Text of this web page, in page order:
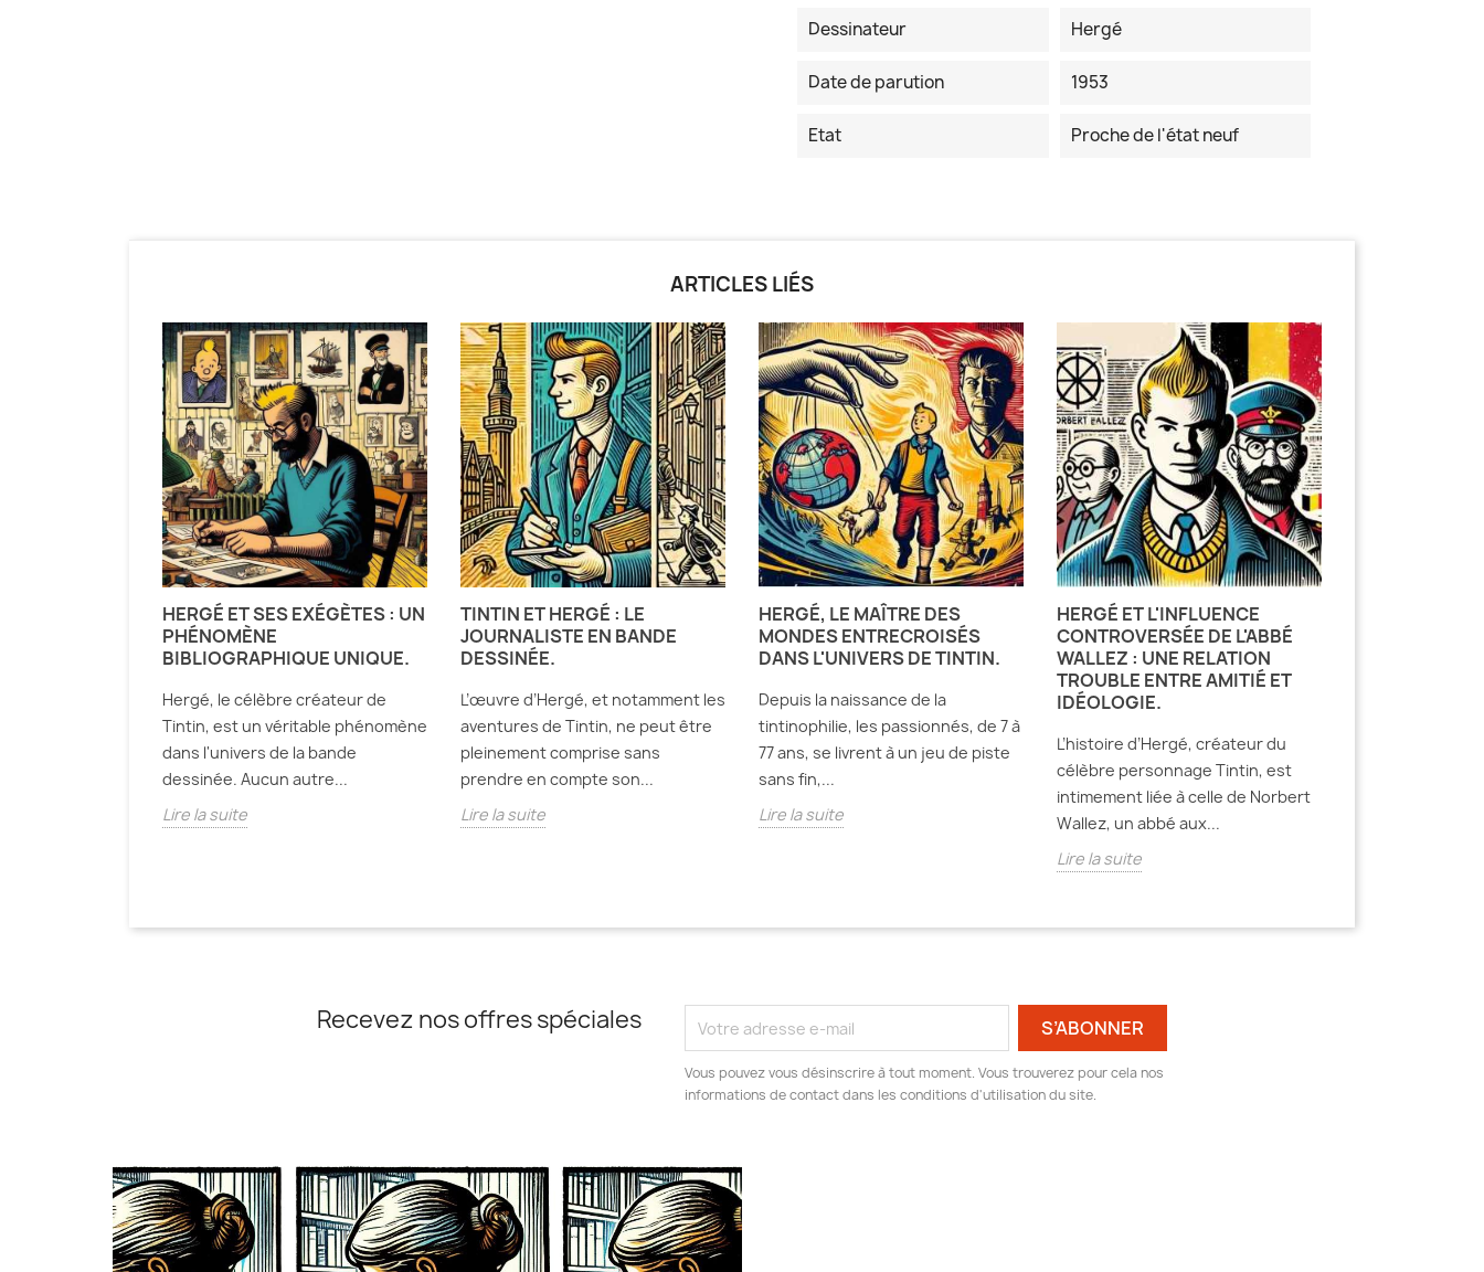
Dessinateur
Hergé
Date de parution 1953
Etat Proche de l'état neuf
ARTICLES LIÉS
HERGÉ ET SES EXÉGÈTES : UN
PHÉNOMÈNE
BIBLIOGRAPHIQUE UNIQUE.
Hergé, le célèbre créateur de
Tintin, est un véritable phénomène
dans l'univers de la bande
dessinée. Aucun autre...
Lire la suite
TINTIN ET HERGÉ : LE
JOURNALISTE EN BANDE
DESSINÉE.
L’œuvre d’Hergé, et notamment les
aventures de Tintin, ne peut être
pleinement comprise sans
prendre en compte son...
Lire la suite
HERGÉ, LE MAÎTRE DES
MONDES ENTRECROISÉS
DANS L'UNIVERS DE TINTIN.
Depuis la naissance de la
tintinophilie, les passionnés, de 7 à
77 ans, se livrent à un jeu de piste
sans fin,...
Lire la suite
HERGÉ ET L'INFLUENCE
CONTROVERSÉE DE L'ABBÉ
WALLEZ : UNE RELATION
TROUBLE ENTRE AMITIÉ ET
IDÉOLOGIE.
L’histoire d’Hergé, créateur du
célèbre personnage Tintin, est
intimement liée à celle de Norbert
Wallez, un abbé aux...
Lire la suite
Recevez nos offres spéciales
Vous pouvez vous désinscrire à tout moment. Vous trouverez pour cela nos
informations de contact dans les conditions d'utilisation du site.